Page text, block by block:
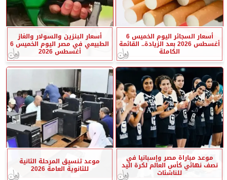
أسعار السجائر اليوم الخميس 6
أغسطس 2026 بعد الزيادة.. القائمة
الكاملة
أسعار البنزين والسولار والغاز
الطبيعي في مصر اليوم الخميس 6
أغسطس 2026
موعد مباراة مصر وإسبانيا في
نصف نهائي كأس العالم لكرة اليد
للناشئات
موعد تنسيق المرحلة الثانية
للثانوية العامة 2026